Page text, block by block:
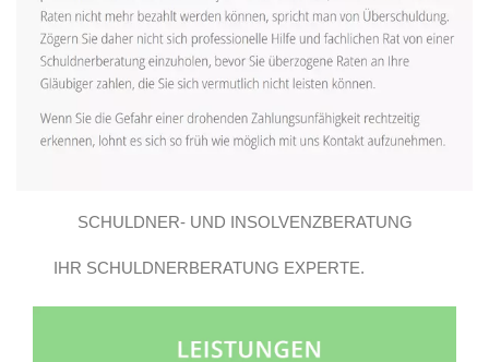
SCHULDNER- UND INSOLVENZBERATUNG
GROSSBEEREN E.V..
IHR SCHULDNERBERATUNG EXPERTE.